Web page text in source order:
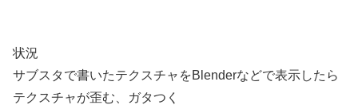
状況
サブスタで書いたテクスチャをBlenderなどで表示したら
テクスチャが歪む、ガタつく